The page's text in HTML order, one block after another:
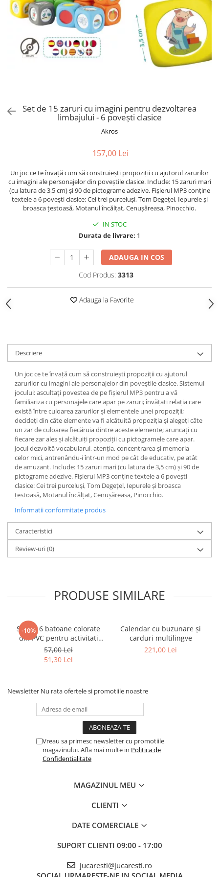
Puzzle-uri progresive
Puzzle-uri stratificate
Creioane colorate si carioci
Instrumente si accesorii pentru
Sabloane
Stampile si tusiere
Suport pentru decor
Modelaj
Tablouri diamonds
pentru copii
Jocuri de societate pentru copii
Jocuri logice pentru copii
Jocuri matematice
Stimulare olfactiva si gustativa
Stimulare tactila
Set de 15 zaruri cu imagini pentru dezvoltarea
limbajului - 6 povești clasice
Akros
157,00 Lei
Un joc ce te învață cum să construiești propoziții cu ajutorul zarurilor
cu imagini ale personajelor din poveștile clasice. Include: 15 zaruri mari
(cu latura de 3,5 cm) și 90 de pictograme adezive. Fișierul MP3 conține
textele a 6 povești clasice: Cei trei purceluși, Tom Degețel, Iepurele și
broasca țestoasă, Motanul încălțat, Cenușăreasa, Pinocchio.
IN STOC
Durata de livrare: 1
ADAUGA IN COS
Cod Produs: 3313
Adauga la Favorite
Descriere
Un joc ce te învață cum să construiești propoziții cu ajutorul
zarurilor cu imagini ale personajelor din poveștile clasice. Sistemul
jocului: ascultați povestea de pe fișierul MP3 pentru a vă
familiariza cu personajele care apar pe zaruri; învățați relația care
există între culoarea zarurilor și elementele unei propoziții;
decideți din câte elemente va fi alcătuită propoziția și alegeți câte
un zar de culoarea fiecăruia dintre aceste elemente; aruncați cu
fiecare zar ales și alcătuiți propoziții cu pictogramele care apar.
Jocul dezvoltă vocabularul, atenția, concentrarea și memoria
celor mici, antrenându-i într-un mod pe cât de educativ, pe atât
de amuzant. Include: 15 zaruri mari (cu latura de 3,5 cm) și 90 de
pictograme adezive. Fișierul MP3 conține textele a 6 povești
clasice: Cei trei purceluși, Tom Degețel, Iepurele și broasca
țestoasă, Motanul încălțat, Cenușăreasa, Pinocchio.
Informatii conformitate produs
Caracteristici
Review-uri(0)
PRODUSE SIMILARE
-10%
Set de 6 batoane colorate
din PVC pentru activitati
sportive
57,00 Lei
51,30 Lei
Calendar cu buzunare și
carduri multilingve
221,00 Lei
Newsletter Nu rata ofertele si promotiile noastre
Vreau sa primesc newsletter cu promotiile
magazinului. Afla mai multe in Politica de
Confidentialitate
MAGAZINUL MEU
CLIENTI
DATE COMERCIALE
SUPORT CLIENTI 09:00 - 17:00
jucaresti@jucaresti.ro